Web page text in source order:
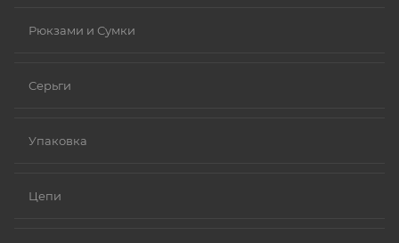
Рюкзами и Сумки
Серьги
Упаковка
Цепи